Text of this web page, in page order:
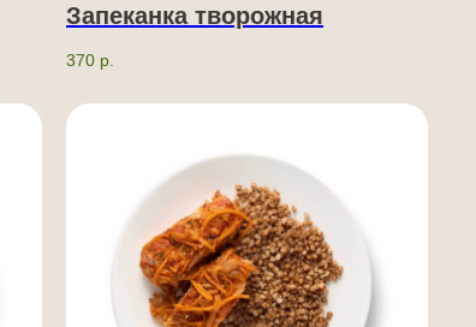
Запеканка творожная
370 р.